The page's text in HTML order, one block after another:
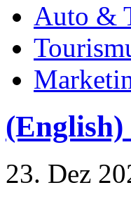
Auto &
23. Dez